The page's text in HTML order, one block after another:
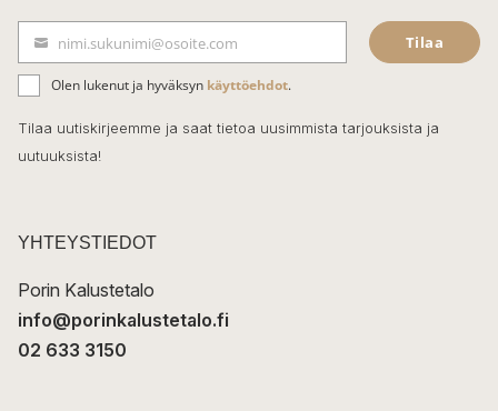
e
b
o
o
k
ä
h
k
t
nimi.sukunimi@osoite.com Tilaa
Olen lukenut ja hyväksyn käyttöehdot.
Tilaa uutiskirjeemme ja saat tietoa uusimmista tarjouksista ja
uutuuksista!
YHTEYSTIEDOT
Porin Kalustetalo
info@porinkalustetalo.fi
02 633 3150